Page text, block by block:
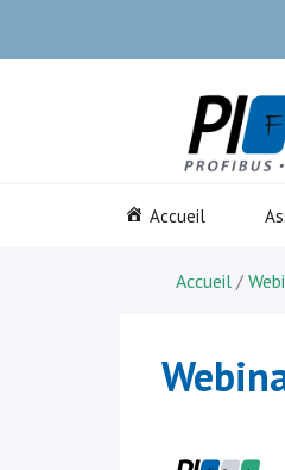
Accueil
Accueil /